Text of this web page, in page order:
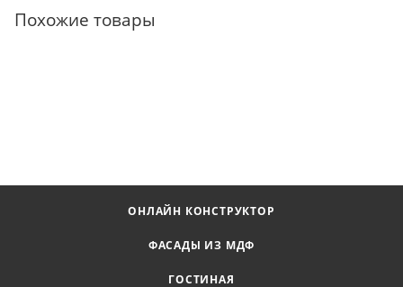
Похожие товары
ОНЛАЙН КОНСТРУКТОР
ФАСАДЫ ИЗ МДФ
ГОСТИНАЯ